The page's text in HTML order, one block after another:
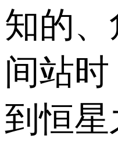
知的
间站
到恒星